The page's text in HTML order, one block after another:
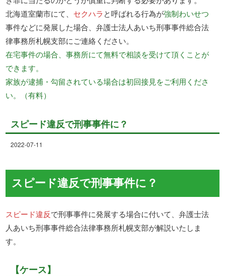
北海道室蘭市にて、 セクハラと呼ばれる行為が強制わいせつ
事件などに発展した場合、弁護士法人あいち刑事事件総合法
律事務所札幌支部にご連絡ください。
在宅事件の場合、事務所にて無料で相談を受けて頂くことが
できます。
家族が逮捕・勾留されている場合は初回接見をご利用くださ
い。（有料）
スピード違反で刑事事件に？
2022-07-11
スピード違反で刑事事件に？
スピード違反で刑事事件に発展する場合に付いて、弁護士法
人あいち刑事事件総合法律事務所札幌支部が解説いたしま
す。
【ケース】